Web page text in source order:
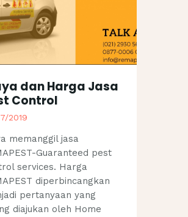
dan Harga Jasa
Control
2019
memanggil jasa
Guaranteed pest
services. Harga
diperbincangkan
pertanyaan yang
diajukan oleh Home